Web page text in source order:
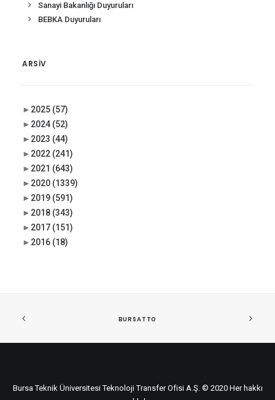
Sanayi Bakanlığı Duyuruları
BEBKA Duyuruları
ARSIV
► 2025 (57)
► 2024 (52)
► 2023 (44)
► 2022 (241)
► 2021 (643)
► 2020 (1339)
► 2019 (591)
► 2018 (343)
► 2017 (151)
► 2016 (18)
BURSATTO
Bursa Teknik Üniversitesi Teknoloji Transfer Ofisi A.Ş. © 2020 Her hakkı